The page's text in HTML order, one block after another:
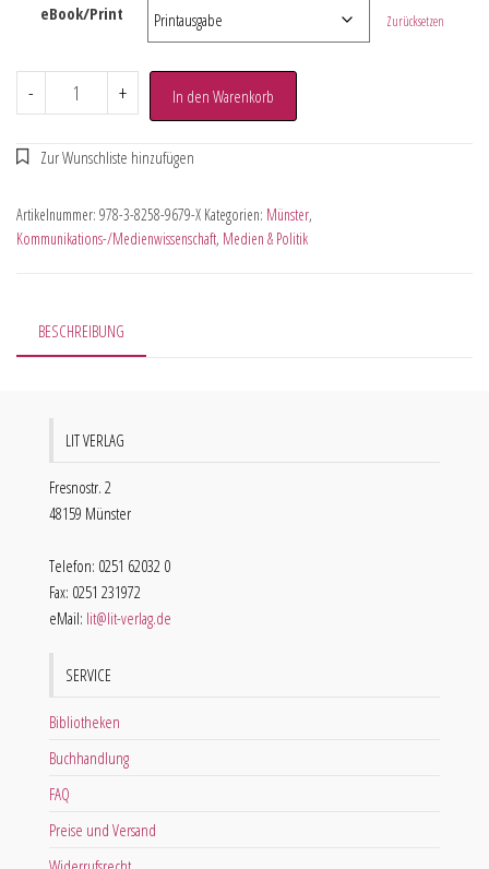
eBook/Print Zurücksetzen
- + In den Warenkorb
Artikelnummer: 978-3-8258-9679-X Kategorien: Münster,
Kommunikations-/Medienwissenschaft, Medien & Politik
BESCHREIBUNG
LIT VERLAG
Fresnostr. 2
48159 Münster
Telefon: 0251 62032 0
Fax: 0251 231972
eMail: lit@lit-verlag.de
SERVICE
Bibliotheken
Buchhandlung
FAQ
Preise und Versand